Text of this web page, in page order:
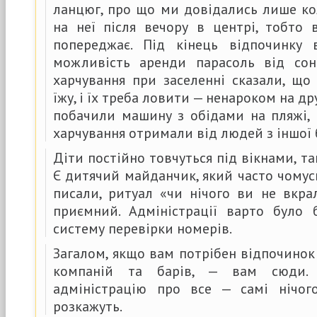
ланцюг, про що ми довідались лише
на неї після вечору в центрі,
попереджає. Під кінець
можливість аренди парасоль від
харчування при заселенні сказали,
їжу, і їх треба ловити — ненароком на
побачили машину з обідами на
харчування отримали від людей з іншої
Діти постійно товчуться під вікнами,
Є дитячий майданчик, який часто
писали, ритуал «чи нічого ви не
приємний. Адміністрації варто
систему перевірки номерів.
Загалом, якщо вам потрібен
компаній та барів, — вам сюди.
адміністрацію про все — самі
розкажуть.